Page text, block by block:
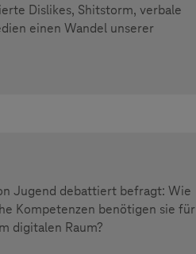
Dislikes, Shitstorm, verbale
einen Wandel unserer
Jugend debattiert befragt: Wie
Kompetenzen benötigen sie für
digitalen Raum?